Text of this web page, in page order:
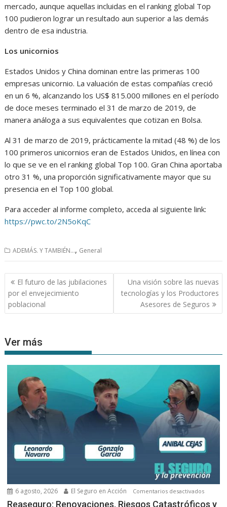
mercado, aunque aquellas incluidas en el ranking global Top
100 pudieron lograr un resultado aun superior a las demás
dentro de esa industria.
Los unicornios
Estados Unidos y China dominan entre las primeras 100
empresas unicornio. La valuación de estas compañías creció
en un 6 %, alcanzando los US$ 815.000 millones en el período
de doce meses terminado el 31 de marzo de 2019, de
manera análoga a sus equivalentes que cotizan en Bolsa.
Al 31 de marzo de 2019, prácticamente la mitad (48 %) de los
100 primeros unicornios eran de Estados Unidos, en línea con
lo que se ve en el ranking global Top 100. Gran China aportaba
otro 31 %, una proporción significativamente mayor que su
presencia en el Top 100 global.
Para acceder al informe completo, acceda al siguiente link:
https://pwc.to/2N5oKqC
ADEMÁS. Y TAMBIÉN..., General
Navegación
de
entradas
El futuro de las jubilaciones
por el envejecimiento
poblacional
Una visión sobre las nuevas
tecnologías y los Productores
Asesores de Seguros
Ver más
6 agosto, 2026 El Seguro en Acción Comentarios desactivadosen
Reaseguro: Renovaciones, Riesgos Catastróficos y